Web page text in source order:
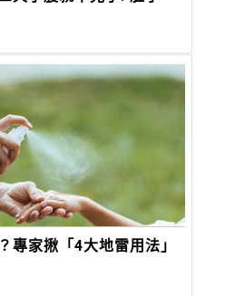
專家揪「4大地雷用法」